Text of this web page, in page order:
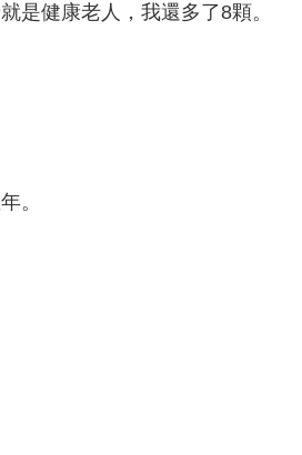
是健康老人，我還多了8顆。
。